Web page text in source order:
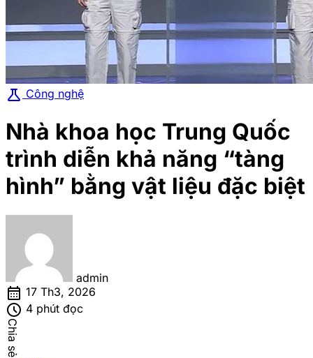
science Công nghệ
Nhà khoa học Trung Quốc
trình diễn khả năng “tàng
hình” bằng vật liệu đặc biệt
admin
calendar_month 17 Th3, 2026
schedule 4 phút đọc
Chia sẻ